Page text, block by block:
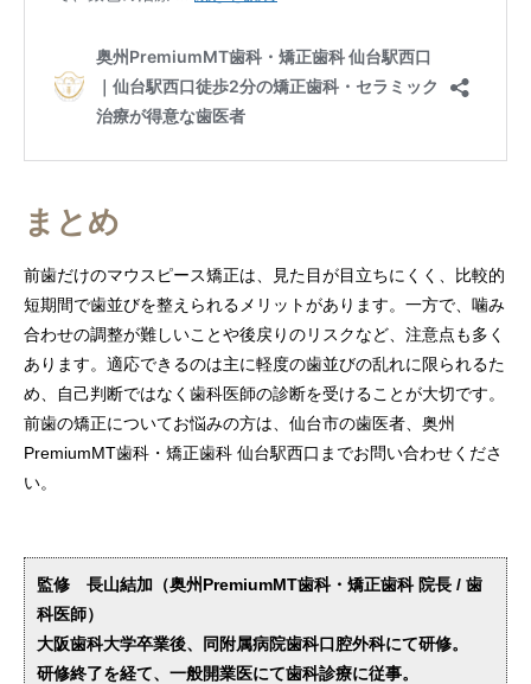
まとめ
前歯だけのマウスピース矯正は、見た目が目立ちにくく、比較的
短期間で歯並びを整えられるメリットがあります。一方で、噛み
合わせの調整が難しいことや後戻りのリスクなど、注意点も多く
あります。適応できるのは主に軽度の歯並びの乱れに限られるた
め、自己判断ではなく歯科医師の診断を受けることが大切です。
前歯の矯正についてお悩みの方は、仙台市の歯医者、奥州
PremiumMT歯科・矯正歯科 仙台駅西口までお問い合わせくださ
い。
監修 長山結加（奥州PremiumMT歯科・矯正歯科 院長 / 歯
科医師）
大阪歯科大学卒業後、同附属病院歯科口腔外科にて研修。
研修終了を経て、一般開業医にて歯科診療に従事。